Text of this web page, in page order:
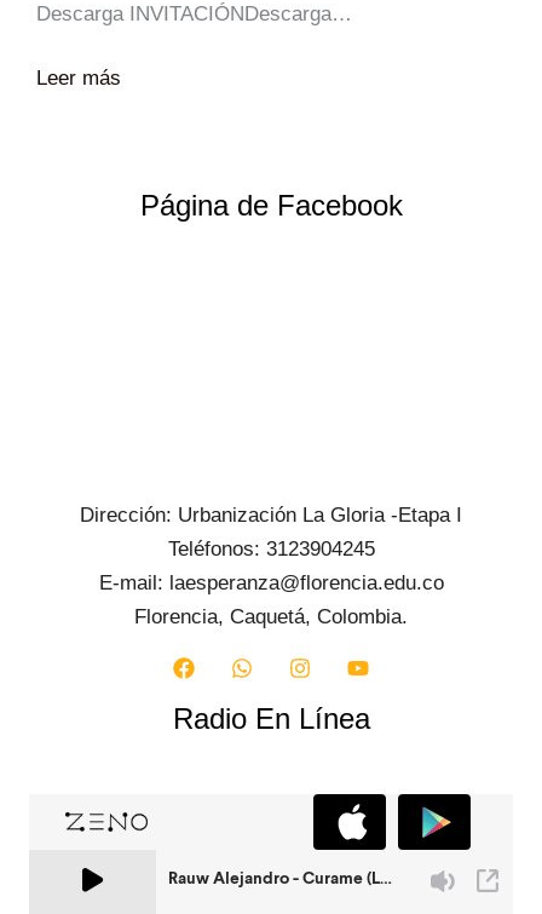
Descarga INVITACIÓNDescarga…
Leer más
Página de Facebook
Dirección: Urbanización La Gloria -Etapa I
Teléfonos: 3123904245
E-mail: laesperanza@florencia.edu.co
Florencia, Caquetá, Colombia.
Radio En Línea